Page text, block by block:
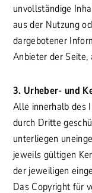
unvollständige
aus der Nutzung
dargebotener
Anbieter der
3. Urheber- und
Alle innerhalb des
durch Dritte
unterliegen
jeweils gültigen
der jeweiligen
Das Copyright für